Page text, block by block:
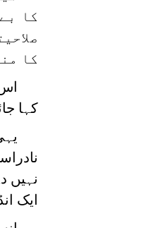
کا
کا
کہا
نہیں
ایک